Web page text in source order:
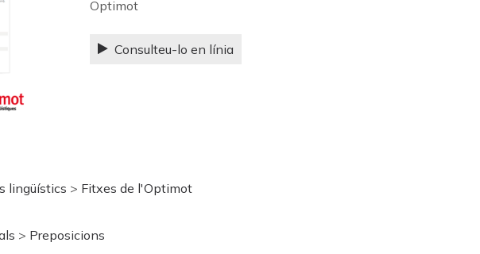
Optimot
Consulteu-lo en línia
lingüístics > Fitxes de l'Optimot
> Preposicions